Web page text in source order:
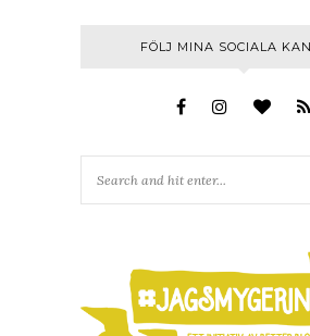
FÖLJ MINA SOCIALA